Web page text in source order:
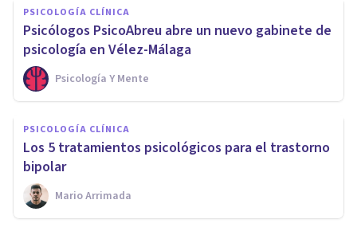
PSICOLOGÍA CLÍNICA
Psicólogos PsicoAbreu abre un nuevo gabinete de
psicología en Vélez-Málaga
Psicología Y Mente
PSICOLOGÍA CLÍNICA
Los 5 tratamientos psicológicos para el trastorno
bipolar
Mario Arrimada
Terapia Basada en Procesos:
qué es y cómo funciona
Javi Soriano